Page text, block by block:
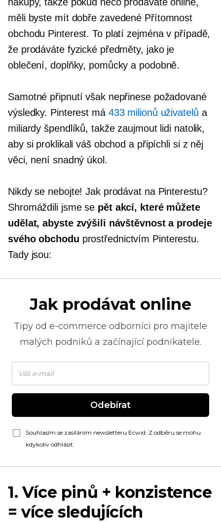
měli byste mít dobře zavedené Přítomnost
obchodu Pinterest. To platí zejména v případě,
že prodáváte fyzické předměty, jako je
oblečení, doplňky, pomůcky a podobně.
Samotné připnutí však nepřinese požadované
výsledky. Pinterest má 433 milionů uživatelů a
miliardy špendlíků, takže zaujmout lidi natolik,
aby si proklikali váš obchod a připíchli si z něj
věci, není snadný úkol.
Nikdy se nebojte! Jak prodávat na Pinterestu?
Shromáždili jsme se pět akcí, které můžete
udělat, abyste zvýšili návštěvnost a prodeje
svého obchodu prostřednictvím Pinterestu.
Tady jsou:
Jak prodávat online
Tipy od e-commerce odborníci pro majitele
malých podniků a začínající podnikatele.
Odebírat
Souhlasím se zasíláním newsletteru Ecwid. Z odběru se mohu
kdykoliv odhlásit.
1. Více pinů + konzistence
= více sledujících